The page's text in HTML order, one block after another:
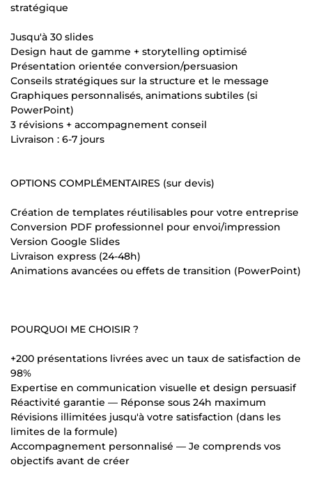
stratégique
Jusqu'à 30 slides
Design haut de gamme + storytelling optimisé
Présentation orientée conversion/persuasion
Conseils stratégiques sur la structure et le message
Graphiques personnalisés, animations subtiles (si
PowerPoint)
3 révisions + accompagnement conseil
Livraison : 6-7 jours
OPTIONS COMPLÉMENTAIRES (sur devis)
Création de templates réutilisables pour votre entreprise
Conversion PDF professionnel pour envoi/impression
Version Google Slides
Livraison express (24-48h)
Animations avancées ou effets de transition (PowerPoint)
POURQUOI ME CHOISIR ?
+200 présentations livrées avec un taux de satisfaction de
98%
Expertise en communication visuelle et design persuasif
Réactivité garantie — Réponse sous 24h maximum
Révisions illimitées jusqu'à votre satisfaction (dans les
limites de la formule)
Accompagnement personnalisé — Je comprends vos
objectifs avant de créer